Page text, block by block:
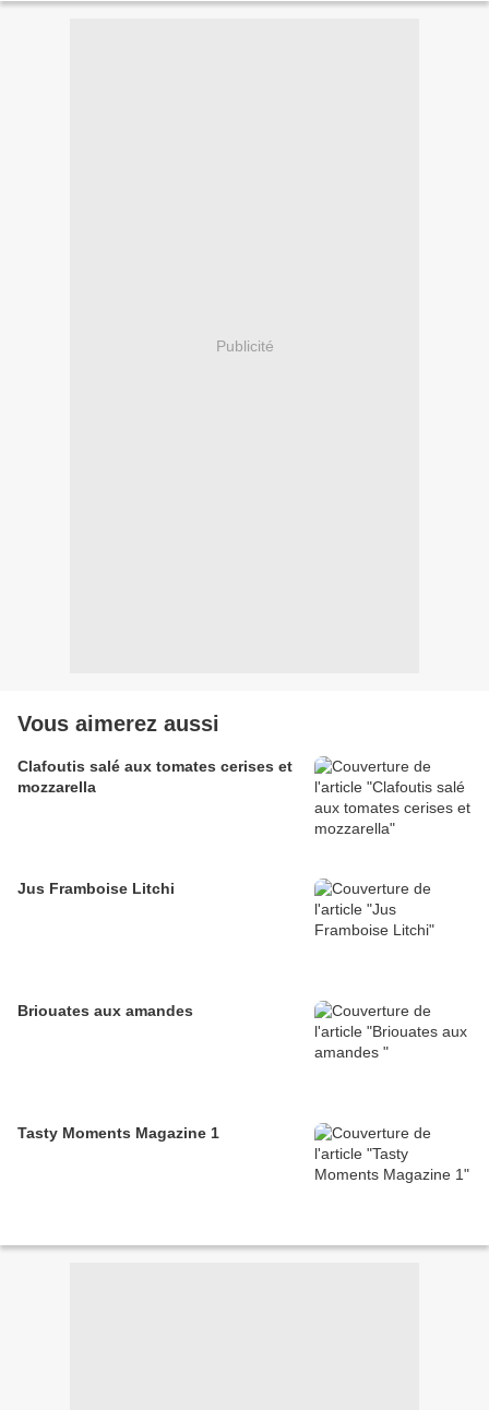
Publicité
Vous aimerez aussi
Clafoutis salé aux tomates cerises et
mozzarella
Jus Framboise Litchi
Briouates aux amandes
Tasty Moments Magazine 1